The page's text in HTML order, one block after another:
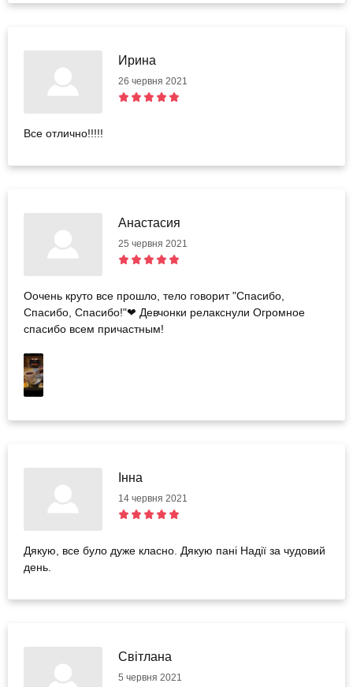
Ирина
26 червня 2021
Все отлично!!!!!
Анастасия
25 червня 2021
Оочень круто все прошло, тело говорит "Спасибо,
Спасибо, Спасибо!"❤ Девчонки релакснули Огромное
спасибо всем причастным!
Інна
14 червня 2021
Дякую, все було дуже класно. Дякую пані Надії за чудовий
день.
Світлана
5 червня 2021